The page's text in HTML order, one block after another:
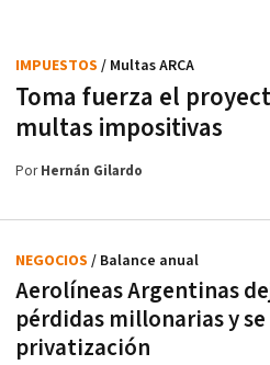
Toma fuerza el
multas impositivas
IMPUESTOS / Multas ARCA
PorHernán Gilardo
Aerolíneas Argentinas
pérdidas millonarias y
privatización
NEGOCIOS / Balance anual